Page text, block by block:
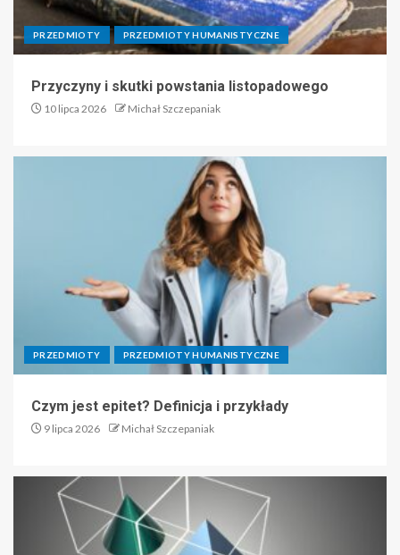
PRZEDMIOTY PRZEDMIOTY HUMANISTYCZNE
Przyczyny i skutki powstania listopadowego
10 lipca 2026 Michał Szczepaniak
PRZEDMIOTY PRZEDMIOTY HUMANISTYCZNE
Czym jest epitet? Definicja i przykłady
9 lipca 2026 Michał Szczepaniak